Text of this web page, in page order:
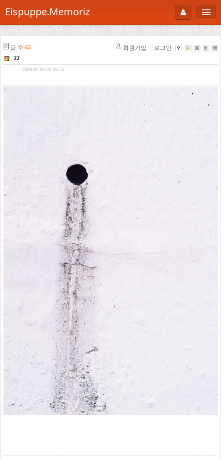
Eispuppe.Memoriz
로그인
About
AboutTori
Photo
Gallery
Footprint
Link
글 수 65 회원가입 로그인
22
2009.07.03 02:23:25